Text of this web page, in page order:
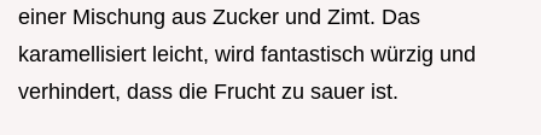
einer Mischung aus Zucker und Zimt. Das
karamellisiert leicht, wird fantastisch würzig und
verhindert, dass die Frucht zu sauer ist.